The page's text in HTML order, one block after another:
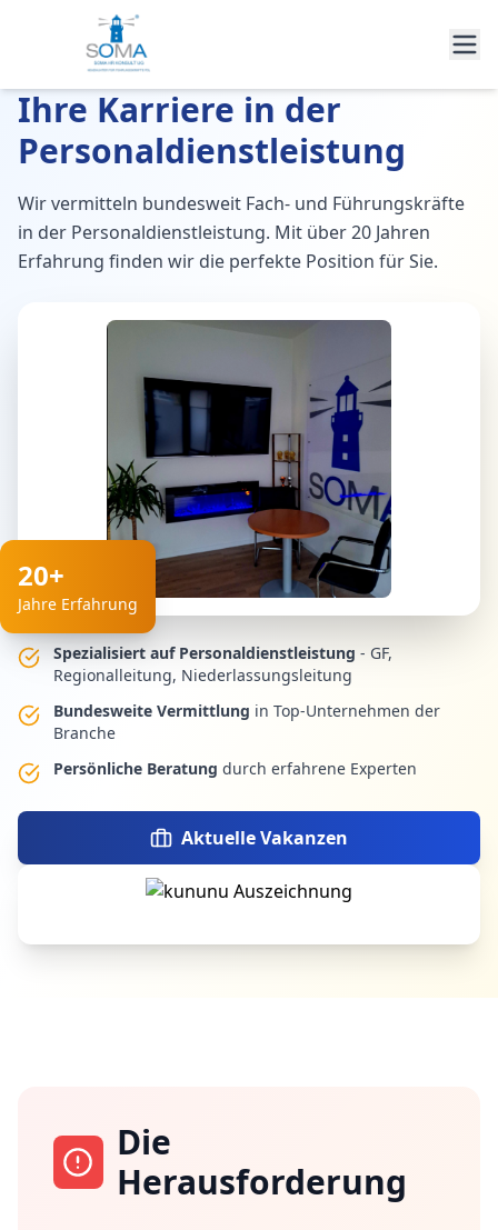
Ihre Karriere in der
Personaldienstleistung
Wir vermitteln bundesweit Fach- und Führungskräfte
in der Personaldienstleistung. Mit über 20 Jahren
Erfahrung finden wir die perfekte Position für Sie.
20+
Jahre Erfahrung
Spezialisiert auf Personaldienstleistung - GF,
Regionalleitung, Niederlassungsleitung
Bundesweite Vermittlung in Top-Unternehmen der
Branche
Persönliche Beratung durch erfahrene Experten
Aktuelle Vakanzen
Die
Herausforderung